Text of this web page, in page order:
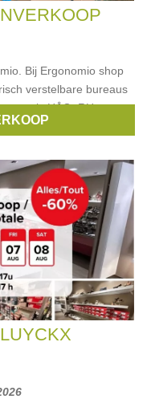
Bij Ergonomio shop
verstelbare bureaus
zoals HÅG, RH en